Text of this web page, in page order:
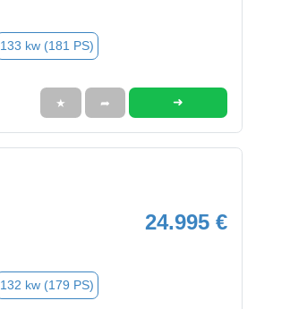
133 kw (181 PS)
★ ➦ ➜
24.995 €
132 kw (179 PS)